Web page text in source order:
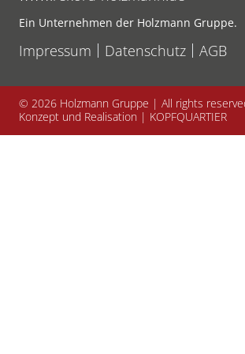
Ein Unternehmen der Holzmann Gruppe.
Impressum Datenschutz AGB
© 2026 Holzmann Gruppe | All rights
Konzept und Realisation | KOPFQUARTIER